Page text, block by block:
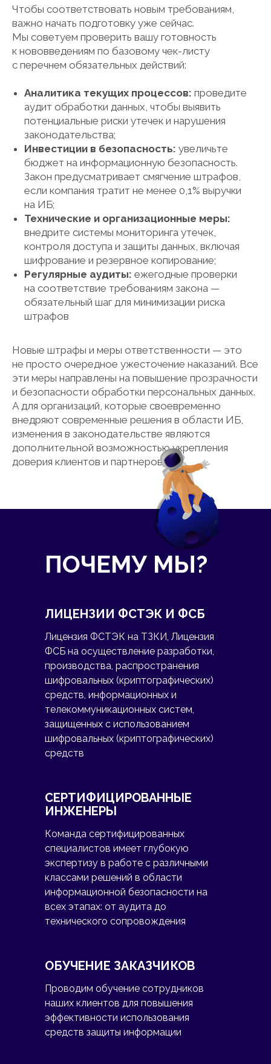
Чтобы соответствовать новым требованиям,
важно начать подготовку уже сейчас.
Мы советуем проверить вашу готовность
к нововведениям по базовому чек-листу
с перечнем обязательных действий:
Аналитика текущих процессов: проведите
аудит обработки данных, чтобы выявить
потенциальные риски утечек и нарушения
законодательства;
Инвестиции в безопасность: увеличьте
бюджет на информационную безопасность.
Закон предусматривает смягчение штрафов,
если компания тратит не менее 0,1% выручки
на ИБ;
Технические и организационные меры:
внедрите системы мониторинга утечек,
контроля доступа и защиты данных, включая
шифрование и резервное копирование;
Регулярные аудиты: ежегодные проверки
на соответствие требованиям закона —
обязательный шаг для минимизации риска
штрафов
Новые штрафы и меры ответственности — это
не просто очередное ужесточение наказаний. Все
эти меры направлены на повышение прозрачности
и безопасности обработки персональных данных.
А для организаций, которые своевременно
внедряют современные решения в области ИБ,
изменения в законодательстве являются
дополнительной возможностью укрепления
доверия клиентов и партнеров.
ПОЧЕМУ МЫ?
ЛИЦЕНЗИИ ФСТЭК И ФСБ
Лицензия ФСТЭК на ТЗКИ, Лицензия
ФСБ на осуществление разработки,
производства, распространения
шифровальных (криптографических)
средств, информационных и
телекоммуникационных систем,
защищенных с использованием
шифровальных (криптографических)
средств
СЕРТИФИЦИРОВАННЫЕ
ИНЖЕНЕРЫ
Команда сертифицированных
специалистов имеет глубокую
экспертизу в работе с различными
классами решений в области
информационной безопасности на
всех этапах: от аудита до
технического сопровождения
ОБУЧЕНИЕ ЗАКАЗЧИКОВ
Проводим обучение сотрудников
наших клиентов для повышения
эффективности использования
средств защиты информации